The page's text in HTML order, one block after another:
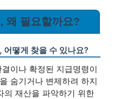
왜 필요할까요?
어떻게 찾을 수 있나요?
이나 확정된 지급명령이
숨기거나 변제하려 하지
의 재산을 파악하기 위한